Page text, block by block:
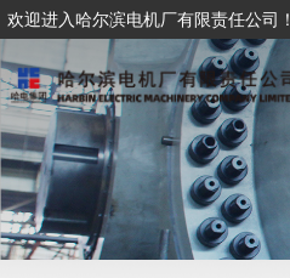
欢迎进入哈尔滨电机厂有限责任公司！